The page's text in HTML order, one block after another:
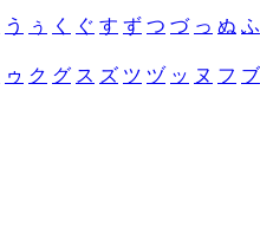
う ぅ く ぐ す ず つ づ っ ぬ ふ
ゥ ク グ ス ズ ツ ヅ ッ ヌ フ ブ